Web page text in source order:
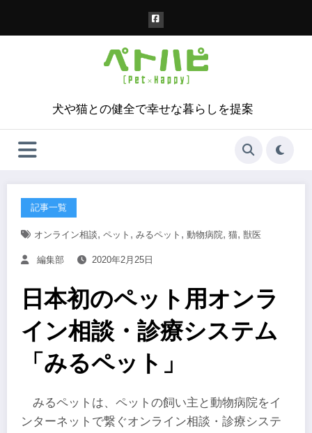
犬や猫との健全で幸せな暮らしを提案
記事一覧
オンライン相談, ペット , みるペット , 動物病院, 猫, 獣医
編集部 2020年2月25日
日本初のペット用オンラ
イン相談・診療システム
「みるペット」
みるペットは、ペットの飼い主と動物病院をイ
ンターネットで繋ぐオンライン相談・診療システ